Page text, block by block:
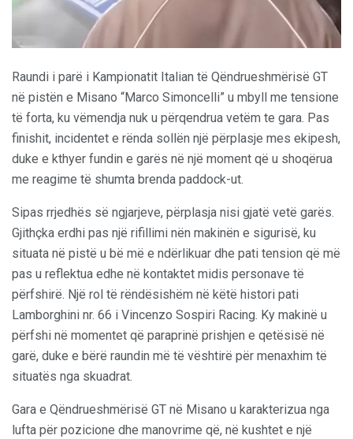
Raundi i parë i Kampionatit Italian të Qëndrueshmërisë GT
në pistën e Misano “Marco Simoncelli” u mbyll me tensione
të forta, ku vëmendja nuk u përqendrua vetëm te gara. Pas
finishit, incidentet e rënda sollën një përplasje mes ekipesh,
duke e kthyer fundin e garës në një moment që u shoqërua
me reagime të shumta brenda paddock-ut.
Sipas rrjedhës së ngjarjeve, përplasja nisi gjatë vetë garës.
Gjithçka erdhi pas një rifillimi nën makinën e sigurisë, ku
situata në pistë u bë më e ndërlikuar dhe pati tension që më
pas u reflektua edhe në kontaktet midis personave të
përfshirë. Një rol të rëndësishëm në këtë histori pati
Lamborghini nr. 66 i Vincenzo Sospiri Racing. Ky makinë u
përfshi në momentet që paraprinë prishjen e qetësisë në
garë, duke e bërë raundin më të vështirë për menaxhim të
situatës nga skuadrat.
Gara e Qëndrueshmërisë GT në Misano u karakterizua nga
lufta për pozicione dhe manovrime që, në kushtet e një